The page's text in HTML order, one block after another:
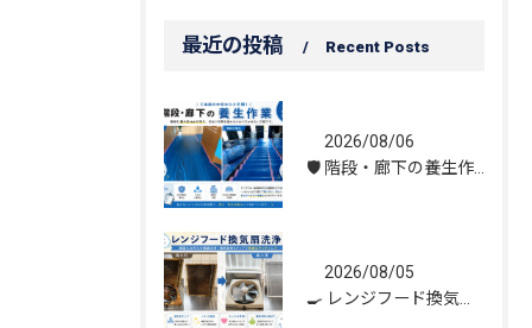
最近の投稿 Recent Posts
2026/08/06
2026/08/05